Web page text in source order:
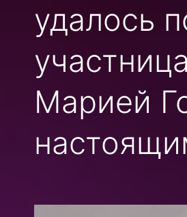
удалось
Марией